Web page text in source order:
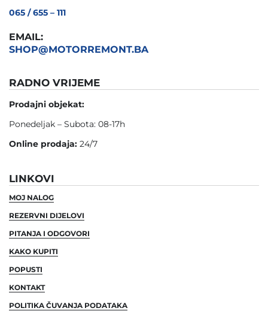
065 / 655 – 111
EMAIL:
SHOP@MOTORREMONT.BA
RADNO VRIJEME
Prodajni objekat:
Ponedeljak – Subota: 08-17h
Online prodaja: 24/7
LINKOVI
MOJ NALOG
REZERVNI DIJELOVI
PITANJA I ODGOVORI
KAKO KUPITI
POPUSTI
KONTAKT
POLITIKA ČUVANJA PODATAKA